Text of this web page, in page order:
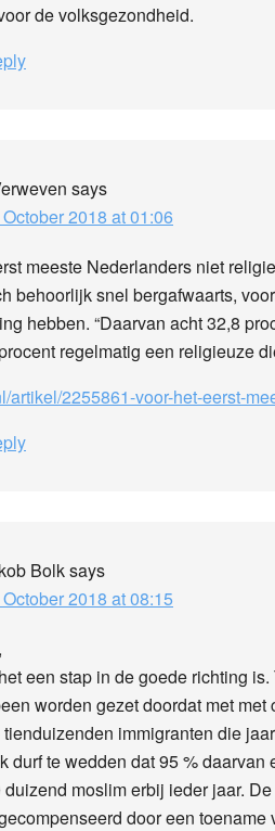
de volksgezondheid.
says
2018 at 01:06
meeste Nederlanders niet
behoorlijk snel bergafwaarts,
hebben. “Daarvan acht 32,8
regelmatig een religieuze
artikel/2255861-voor-het-eerst-
Bolksays
2018 at 08:15
een stap in de goede richting
worden gezet doordat met
immigranten die
durf te wedden dat 95 %
duizend moslim erbij ieder jaar.
door een